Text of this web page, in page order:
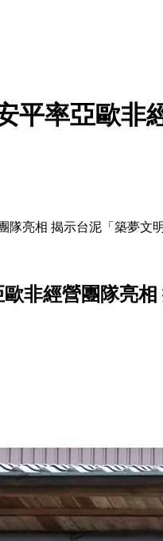
平率亞歐
隊亮相 揭示台泥「築夢文
非經營團隊亮